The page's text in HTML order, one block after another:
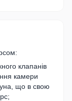
клапанів
камери
що в свою